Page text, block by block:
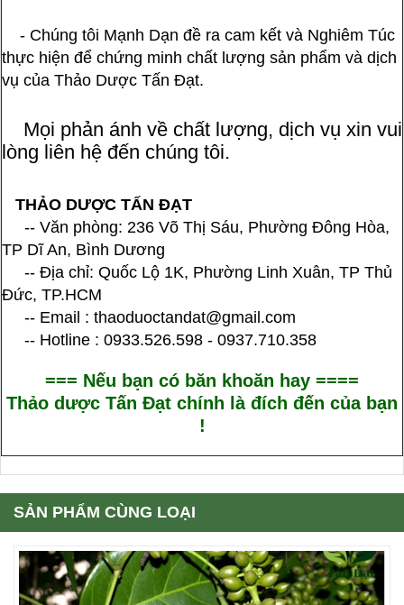
- Chúng tôi Mạnh Dạn đề ra cam kết và Nghiêm Túc
thực hiện để chứng minh chất lượng sản phẩm và dịch
vụ của Thảo Dược Tấn Đạt.
Mọi phản ánh về chất lượng, dịch vụ xin vui
lòng liên hệ đến chúng tôi.
THẢO DƯỢC TẤN ĐẠT
-- Văn phòng: 236 Võ Thị Sáu, Phường Đông Hòa,
TP Dĩ An, Bình Dương
-- Địa chỉ: Quốc Lộ 1K, Phường Linh Xuân, TP Thủ
Đức, TP.HCM
-- Email : thaoduoctandat@gmail.com
-- Hotline : 0933.526.598 - 0937.710.358
=== Nếu bạn có băn khoăn hay ====
Thảo dược Tấn Đạt chính là đích đến của bạn
!
SẢN PHẨM CÙNG LOẠI